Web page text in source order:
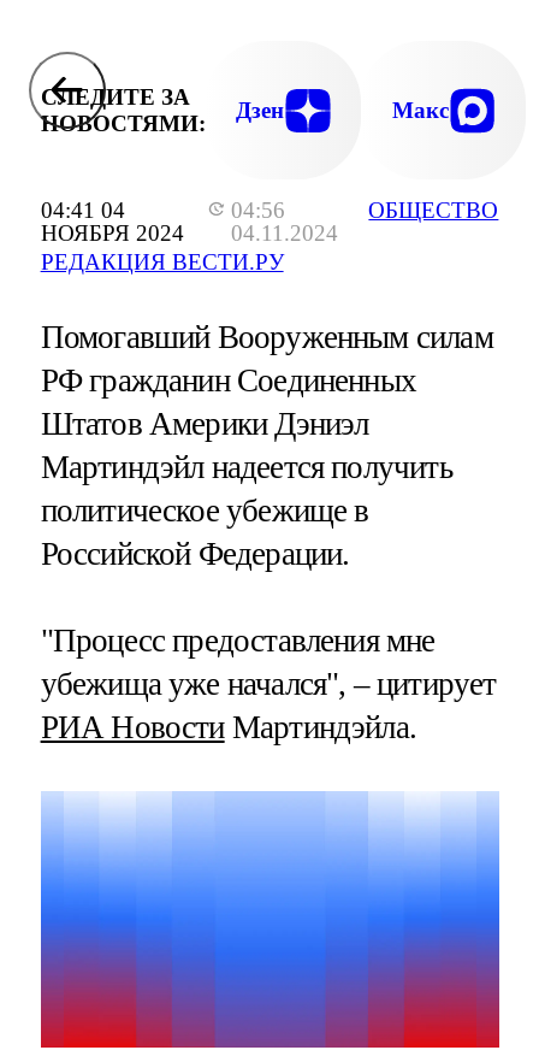
04:41 04
НОЯБРЯ 2024
04:56
04.11.2024
РЕДАКЦИЯ ВЕСТИ.РУ
ОБЩЕСТВО
СЛЕДИТЕ ЗА
НОВОСТЯМИ:
Дзен Макс
Помогавший Вооруженным силам
РФ гражданин Соединенных
Штатов Америки Дэниэл
Мартиндэйл надеется получить
политическое убежище в
Российской Федерации.
"Процесс предоставления мне
убежища уже начался", – цитирует
РИА НовостиМартиндэйла.